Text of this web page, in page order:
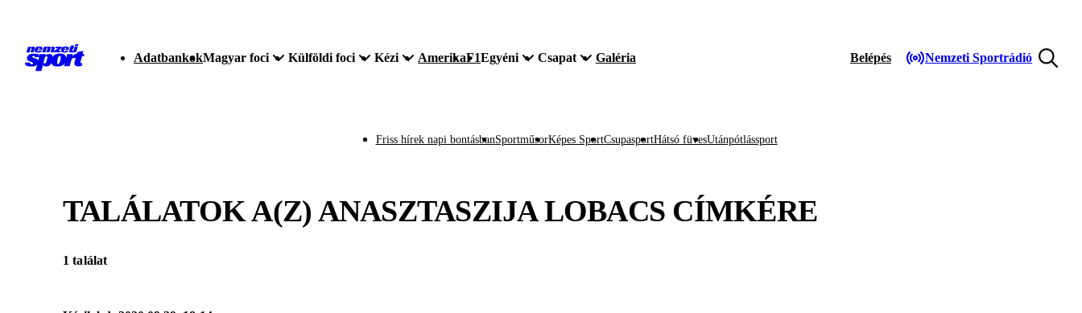
AdatbankokMagyar foci Külföldi foci Kézi AmerikaF1Egyéni Csapat Galéria Belépés Nemzeti Sportrádió
Friss hírek napi bontásbanSportműsorKépes SportCsupasportHátsó füvesUtánpótlássport
TALÁLATOK A(Z) ANASZTASZIJA LOBACS CÍMKÉRE
1 találat